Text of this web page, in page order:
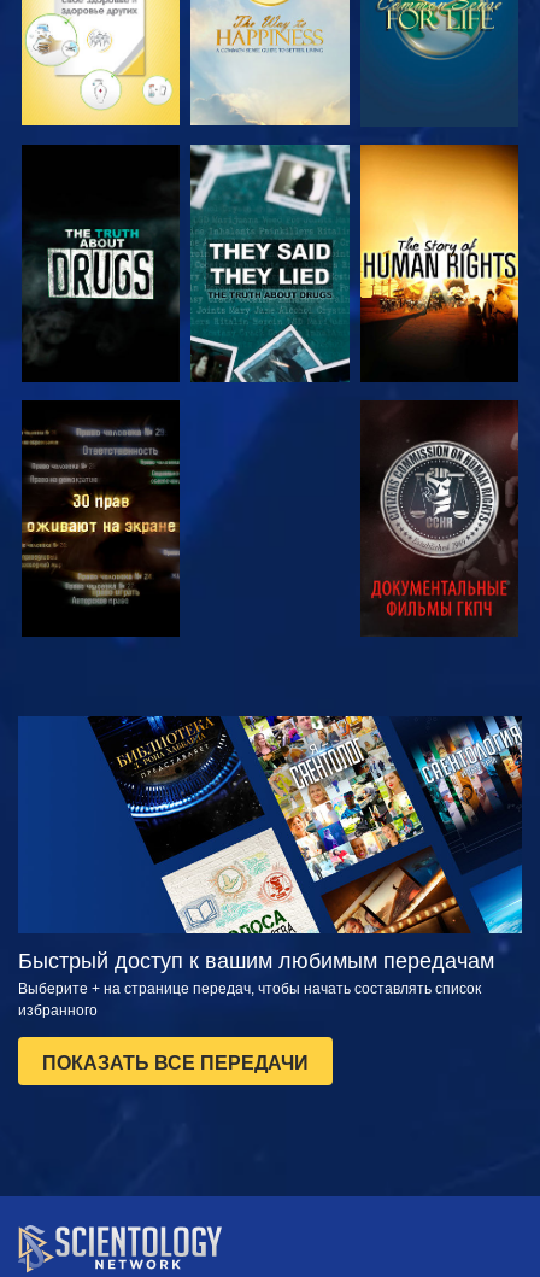
СМОТРЕТЬ СМОТРЕТЬ
СМОТРЕТЬ СМОТРЕТЬ
СМОТРЕТЬ
СМОТРЕТЬ
ПЕРЕДАЧИ
Быстрый доступ к вашим любимым передачам
Выберите + на странице передач, чтобы начать составлять список
избранного
ПОКАЗАТЬ ВСЕ ПЕРЕДАЧИ